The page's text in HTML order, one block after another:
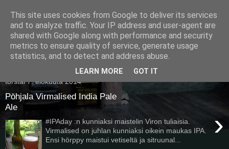
Pullollinen
torstai 7. elokuuta 2014
Pōhjala Virmalised India Pale
Ale
›
#IPAday :n kunniaksi maistelin Viron tuliaisia.
Virmalised on juhlan kunniaksi oikein maukas IPA.
Ensi hörppy maistui vetiseltä ja sitruunal...
This site uses cookies from Google to deliver its services
and to analyze traffic. Your IP address and user-agent are
shared with Google along with performance and security
metrics to ensure quality of service, generate usage
statistics, and to detect and address abuse.
LEARN MORE GOT IT